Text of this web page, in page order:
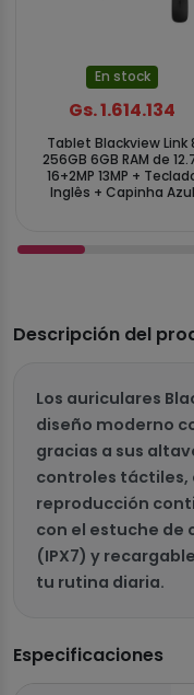
En stock
Gs. 1.614.134
Tablet Blackview Link
256GB 6GB RAM de
16+2MP 13MP +
Inglês + Capinha Azul
Descripción del
Los auriculares
diseño moderno
gracias a sus
controles táctiles,
reproducción
con el estuche de
(IPX7) y
tu rutina diaria.
Especificaciones